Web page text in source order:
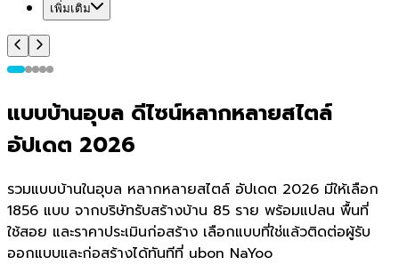
เพิ่มเติม
แบบบ้านอุบล ดีไซน์หลากหลายสไตล์
อัปเดต 2026
รวมแบบบ้านในอุบล หลากหลายสไตล์ อัปเดต 2026 มีให้เลือก
1856 แบบ จากบริษัทรับสร้างบ้าน 85 ราย พร้อมแปลน พื้นที่
ใช้สอย และราคาประเมินก่อสร้าง เลือกแบบที่ใช่แล้วติดต่อผู้รับ
ออกแบบและก่อสร้างได้ทันทีที่ ubon NaYoo